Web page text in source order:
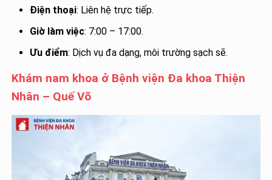
Điện thoại: Liên hệ trực tiếp.
Giờ làm việc: 7:00 – 17:00.
Ưu điểm: Dịch vụ đa dạng, môi trường sạch sẽ.
Khám nam khoa ở Bệnh viện Đa khoa Thiện
Nhân – Quế Võ